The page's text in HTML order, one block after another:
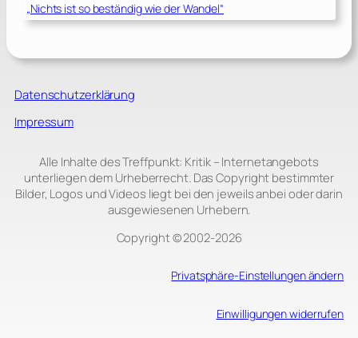
„Nichts ist so beständig wie der Wandel“
Datenschutzerklärung
Impressum
Alle Inhalte des Treffpunkt: Kritik – Internetangebots
unterliegen dem Urheberrecht. Das Copyright bestimmter
Bilder, Logos und Videos liegt bei den jeweils anbei oder darin
ausgewiesenen Urhebern.
Copyright © 2002‑2026
Privatsphäre-Einstellungen ändern
Einwilligungen widerrufen